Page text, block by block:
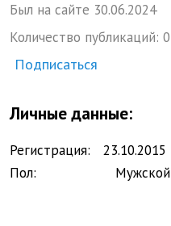
Был на сайте 30.06.2024
Количество публикаций: 0
Подписаться
Личные данные:
Регистрация: 23.10.2015
Пол:
Мужской